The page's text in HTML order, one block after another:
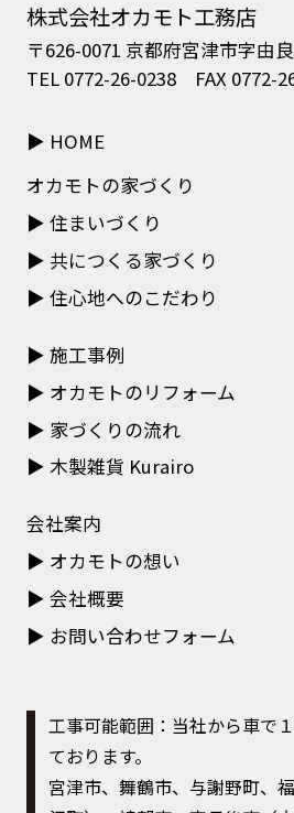
株式会社オカモト工務店
〒626-0071 京都府宮津市字由
TEL 0772-26-0238 FAX 0772-
HOME
オカモトの家づくり
住まいづくり
共につくる家づくり
住心地へのこだわり
施工事例
オカモトのリフォーム
家づくりの流れ
木製雑貨 Kurairo
会社案内
オカモトの想い
会社概要
お問い合わせフォーム
工事可能範囲：当社から車で
ております。
宮津市、舞鶴市、与謝野町、